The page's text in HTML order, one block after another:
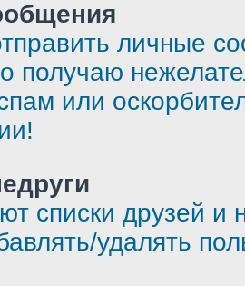
личные
получаю
или
списки друзей и
удалять